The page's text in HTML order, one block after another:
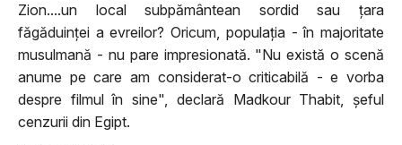
Zion....un local subpământean sordid sau ţara
făgăduinţei a evreilor? Oricum, populaţia - în majoritate
musulmană - nu pare impresionată. "Nu există o scenă
anume pe care am considerat-o criticabilă - e vorba
despre filmul în sine", declară Madkour Thabit, şeful
cenzurii din Egipt.